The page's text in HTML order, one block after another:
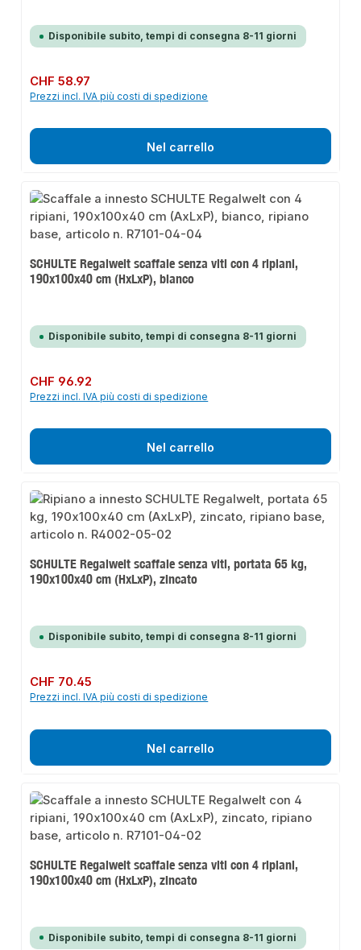
Disponibile subito, tempi di consegna 8-11 giorni
Prezzo normale:
CHF 58.97
Prezzi incl. IVA più costi di spedizione
Nel carrello
SCHULTE Regalwelt scaffale senza viti con 4 ripiani,
190x100x40 cm (HxLxP), bianco
Disponibile subito, tempi di consegna 8-11 giorni
Prezzo normale:
CHF 96.92
Prezzi incl. IVA più costi di spedizione
Nel carrello
SCHULTE Regalwelt scaffale senza viti, portata 65 kg,
190x100x40 cm (HxLxP), zincato
Disponibile subito, tempi di consegna 8-11 giorni
Prezzo normale:
CHF 70.45
Prezzi incl. IVA più costi di spedizione
Nel carrello
SCHULTE Regalwelt scaffale senza viti con 4 ripiani,
190x100x40 cm (HxLxP), zincato
Disponibile subito, tempi di consegna 8-11 giorni